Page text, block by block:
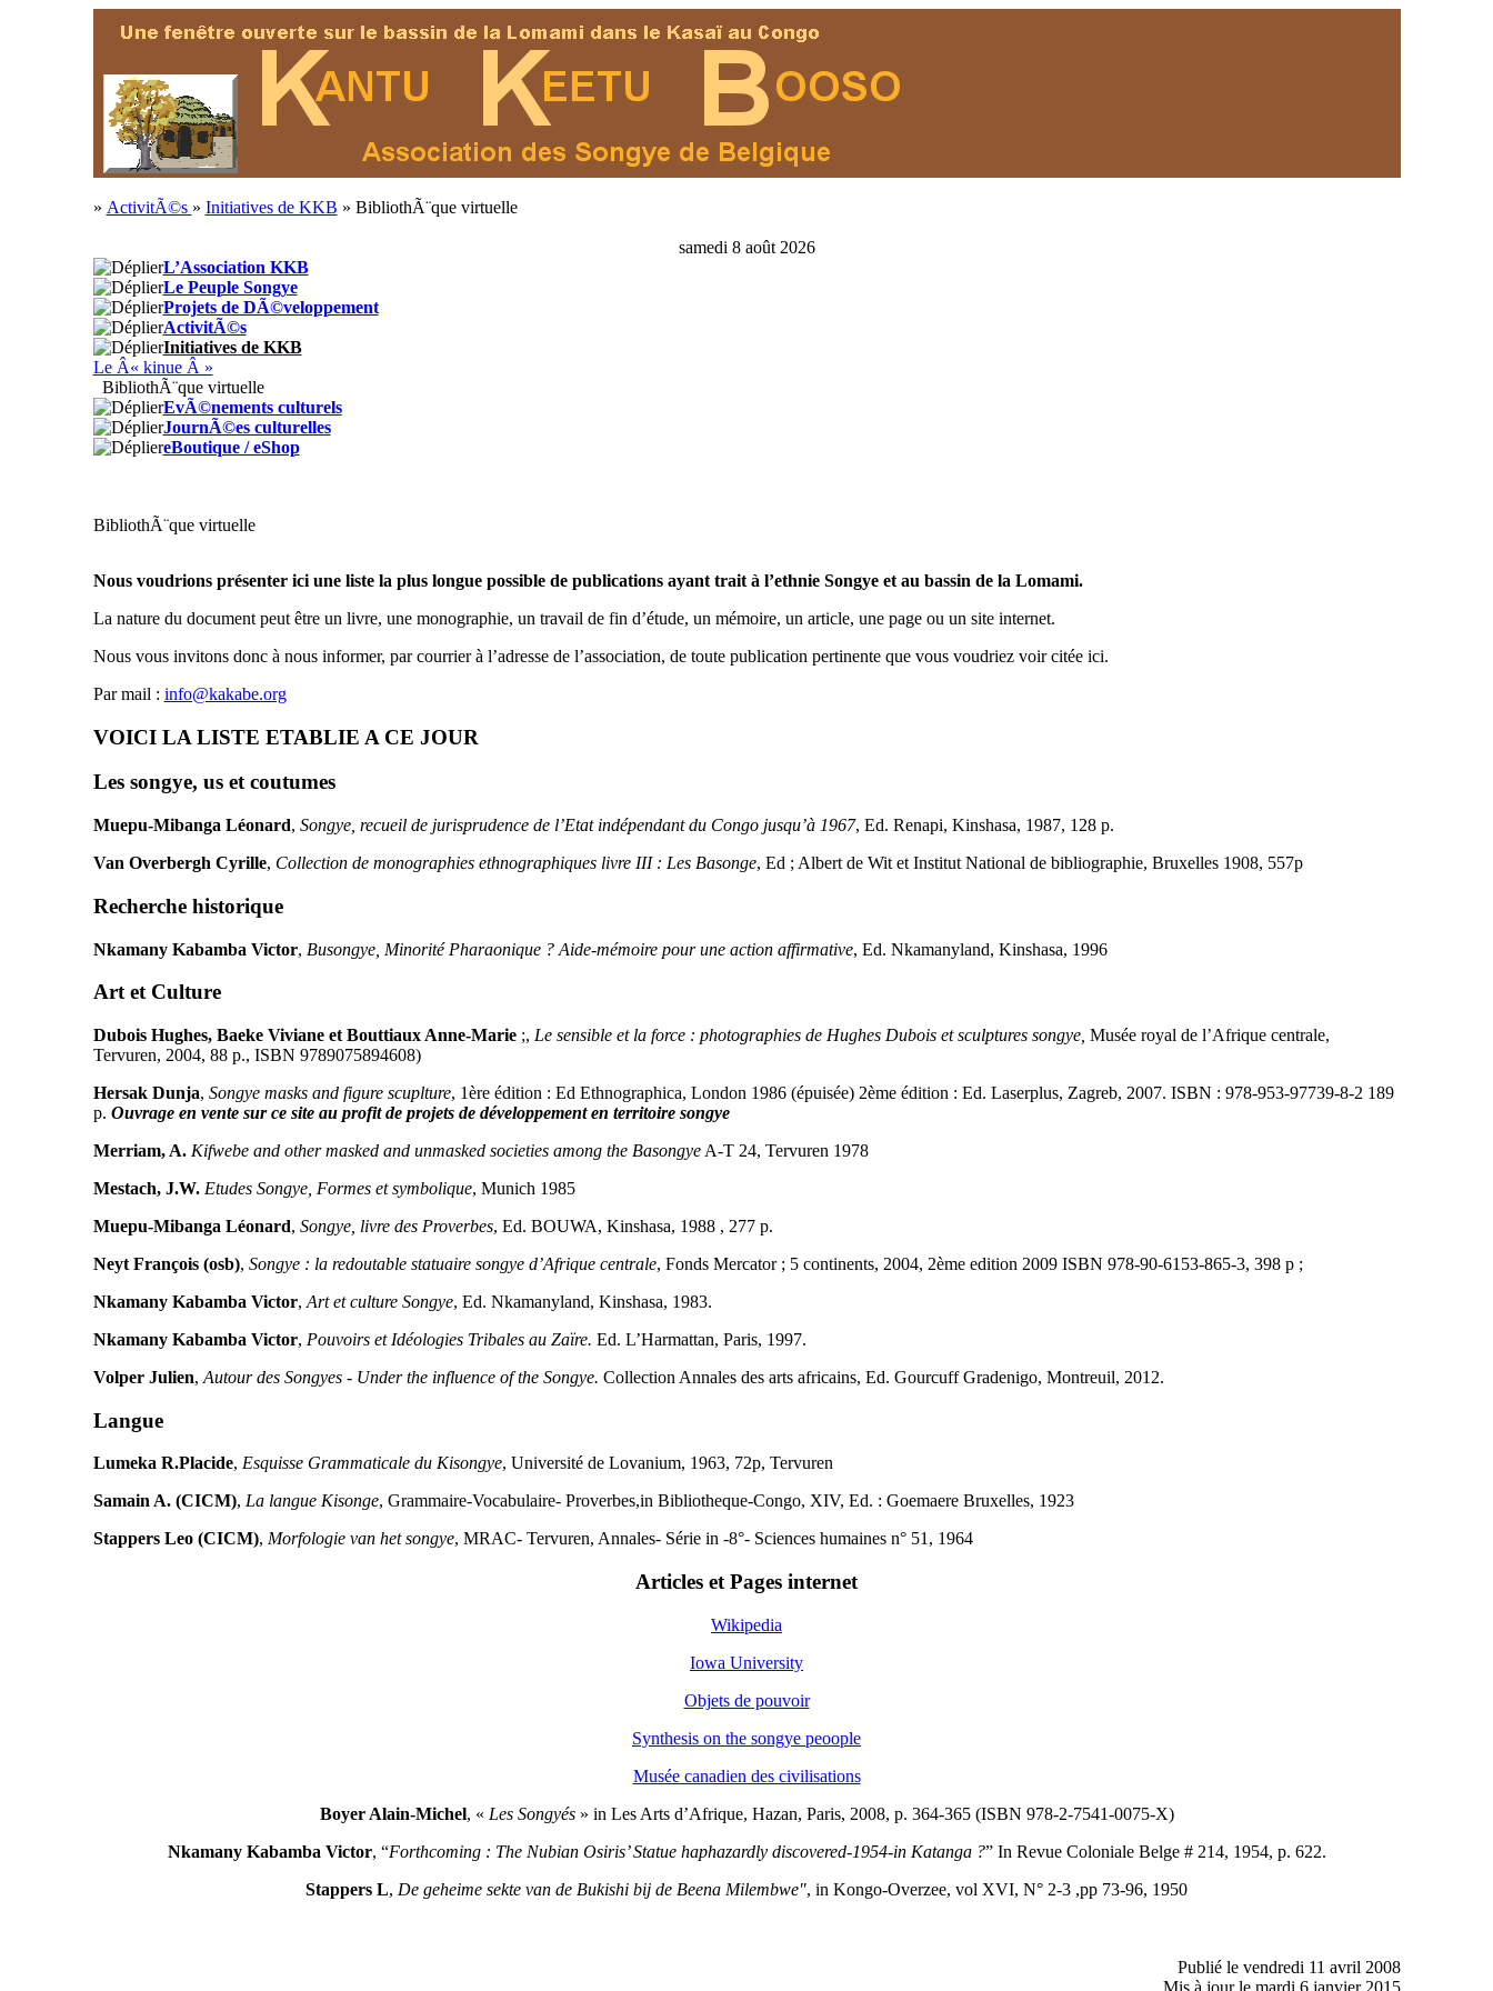
» ActivitÃ©s » Initiatives de KKB » BibliothÃ¨que virtuelle
samedi 8 août 2026
L’Association KKB
Le Peuple Songye
Projets de DÃ©veloppement
ActivitÃ©s
Initiatives de KKB
Le Â« kinue Â »
BibliothÃ¨que virtuelle
EvÃ©nements culturels
JournÃ©es culturelles
eBoutique / eShop
BibliothÃ¨que virtuelle
Nous voudrions présenter ici une liste la plus longue possible de publications ayant trait à l’ethnie Songye et au bassin de la Lomami.
La nature du document peut être un livre, une monographie, un travail de fin d’étude, un mémoire, un article, une page ou un site internet.
Nous vous invitons donc à nous informer, par courrier à l’adresse de l’association, de toute publication pertinente que vous voudriez voir citée ici.
Par mail : info@kakabe.org
VOICI LA LISTE ETABLIE A CE JOUR
Les songye, us et coutumes
Muepu-Mibanga Léonard, Songye, recueil de jurisprudence de l’Etat indépendant du Congo jusqu’à 1967, Ed. Renapi, Kinshasa, 1987, 128 p.
Van Overbergh Cyrille, Collection de monographies ethnographiques livre III : Les Basonge, Ed ; Albert de Wit et Institut National de bibliographie, Bruxelles 1908, 557p
Recherche historique
Nkamany Kabamba Victor, Busongye, Minorité Pharaonique ? Aide-mémoire pour une action affirmative, Ed. Nkamanyland, Kinshasa, 1996
Art et Culture
Dubois Hughes, Baeke Viviane et Bouttiaux Anne-Marie;, Le sensible et la force : photographies de Hughes Dubois et sculptures songye, Musée royal de l’Afrique centrale,
Tervuren, 2004, 88 p., ISBN 9789075894608)
Hersak Dunja, Songye masks and figure scuplture, 1ère édition : Ed Ethnographica, London 1986 (épuisée) 2ème édition : Ed. Laserplus, Zagreb, 2007. ISBN : 978-953-97739-8-2 189
p. Ouvrage en vente sur ce site au profit de projets de développement en territoire songye
Merriam, A. Kifwebe and other masked and unmasked societies among the BasongyeA-T 24, Tervuren 1978
Mestach, J.W. Etudes Songye, Formes et symbolique, Munich 1985
Muepu-Mibanga Léonard, Songye, livre des Proverbes, Ed. BOUWA, Kinshasa, 1988 , 277 p.
Neyt François (osb), Songye : la redoutable statuaire songye d’Afrique centrale, Fonds Mercator ; 5 continents, 2004, 2ème edition 2009 ISBN 978-90-6153-865-3, 398 p ;
Nkamany Kabamba Victor, Art et culture Songye, Ed. Nkamanyland, Kinshasa, 1983.
Nkamany Kabamba Victor, Pouvoirs et Idéologies Tribales au Zaïre. Ed. L’Harmattan, Paris, 1997.
Volper Julien, Autour des Songyes - Under the influence of the Songye. Collection Annales des arts africains, Ed. Gourcuff Gradenigo, Montreuil, 2012.
Langue
Lumeka R.Placide, Esquisse Grammaticale du Kisongye, Université de Lovanium, 1963, 72p, Tervuren
Samain A. (CICM), La langue Kisonge, Grammaire-Vocabulaire- Proverbes,in Bibliotheque-Congo, XIV, Ed. : Goemaere Bruxelles, 1923
Stappers Leo (CICM), Morfologie van het songye, MRAC- Tervuren, Annales- Série in -8°- Sciences humaines n° 51, 1964
Articles et Pages internet
Wikipedia
Iowa University
Objets de pouvoir
Synthesis on the songye peoople
Musée canadien des civilisations
Boyer Alain-Michel, « Les Songyés» in Les Arts d’Afrique, Hazan, Paris, 2008, p. 364-365 (ISBN 978-2-7541-0075-X)
Nkamany Kabamba Victor, “Forthcoming : The Nubian Osiris’ Statue haphazardly discovered-1954-in Katanga ?” In Revue Coloniale Belge # 214, 1954, p. 622.
Stappers L, De geheime sekte van de Bukishi bij de Beena Milembwe", in Kongo-Overzee, vol XVI, N° 2-3 ,pp 73-96, 1950
Publié le vendredi 11 avril 2008
Mis à jour le mardi 6 janvier 2015